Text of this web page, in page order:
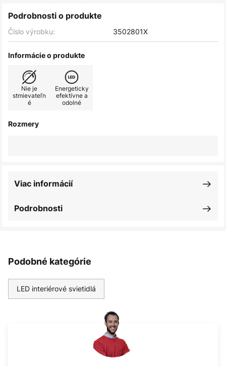
Podrobnosti o produkte
Číslo výrobku: 3502801X
Informácie o produkte
Nie je
stmievateľn
é
Energeticky
efektívne a
odolné
Rozmery
Podrobnosti
Viac informácií
Podobné kategórie
LED interiérové svietidlá